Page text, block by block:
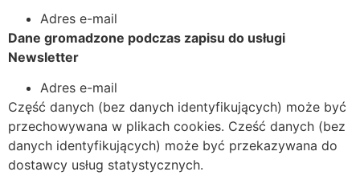
Adres e-mail
Dane gromadzone podczas zapisu do usługi
Newsletter
Adres e-mail
Część danych (bez danych identyfikujących) może być
przechowywana w plikach cookies. Cześć danych (bez
danych identyfikujących) może być przekazywana do
dostawcy usług statystycznych.